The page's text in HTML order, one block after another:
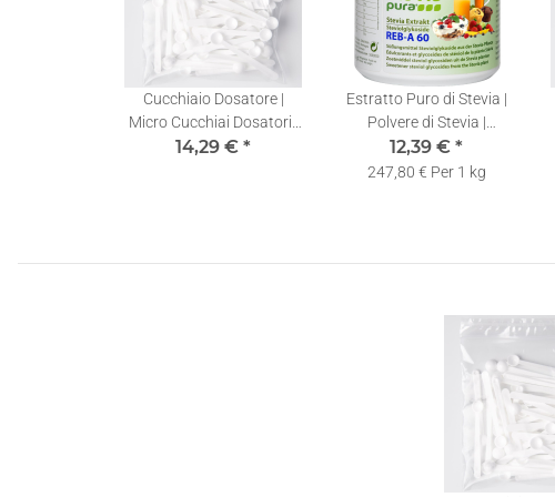
Cucchiaio Dosatore |
Micro Cucchiai Dosatori |
0,10ml | 50 pezzi
14,29 € *
Estratto Puro di Stevia |
Polvere di Stevia |
Rebaudioside-A 60% | Con
Cucchiaio Dosatore | 50g
12,39 € *
247,80 € Per 1 kg